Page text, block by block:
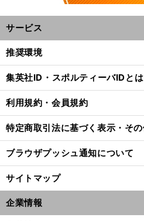
サービス
推奨環境
集英社ID・スポルティーバIDとは
利用規約・会員規約
特定商取引法に基づく表示・そ
ブラウザプッシュ通知について
サイトマップ
企業情報